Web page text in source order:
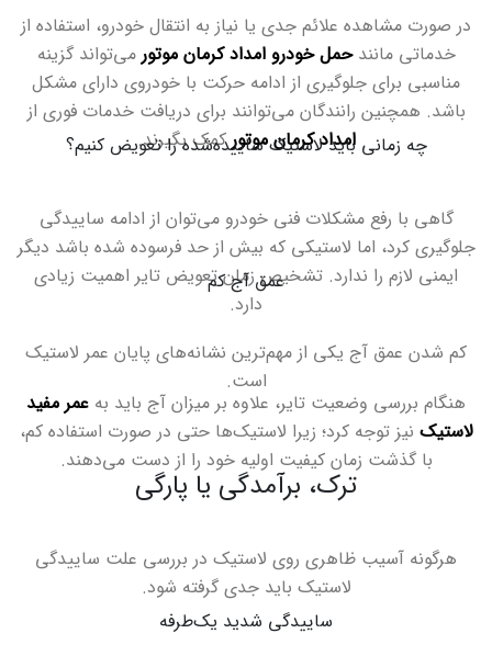
در صورت مشاهده علائم جدی یا نیاز به انتقال خودرو، استفاده از
خدماتی مانندحمل خودرو امداد کرمان موتور می‌تواند گزینه
مناسبی برای جلوگیری از ادامه حرکت با خودروی دارای مشکل
باشد. همچنین رانندگان می‌توانند برای دریافت خدمات فوری از
امداد کرمان موتورکمک بگیرند.
چه زمانی باید لاستیک ساییده‌شده را تعویض کنیم؟
گاهی با رفع مشکلات فنی خودرو می‌توان از ادامه ساییدگی
جلوگیری کرد، اما لاستیکی که بیش از حد فرسوده شده باشد دیگر
ایمنی لازم را ندارد. تشخیص زمان تعویض تایر اهمیت زیادی
دارد.
عمق آج کم
کم شدن عمق آج یکی از مهم‌ترین نشانه‌های پایان عمر لاستیک
است.
هنگام بررسی وضعیت تایر، علاوه بر میزان آج باید به عمر مفید
لاستیک نیز توجه کرد؛ زیرا لاستیک‌ها حتی در صورت استفاده کم،
با گذشت زمان کیفیت اولیه خود را از دست می‌دهند.
ترک، برآمدگی یا پارگی
هرگونه آسیب ظاهری روی لاستیک در بررسی علت ساییدگی
لاستیک باید جدی گرفته شود.
ساییدگی شدید یک‌طرفه